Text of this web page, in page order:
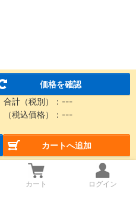
価格を確認
合計（税別）： ---
（税込価格）： ---
カートへ追加
カート ログイン